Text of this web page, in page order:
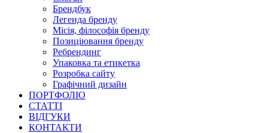
Брендбук
Легенда бренду
Місія, філософія бренду
Позиціювання бренду
Ребрендинг
Упаковка та етикетка
Розробка сайту
Графічний дизайн
ПОРТФОЛІО
СТАТТІ
ВІДГУКИ
КОНТАКТИ